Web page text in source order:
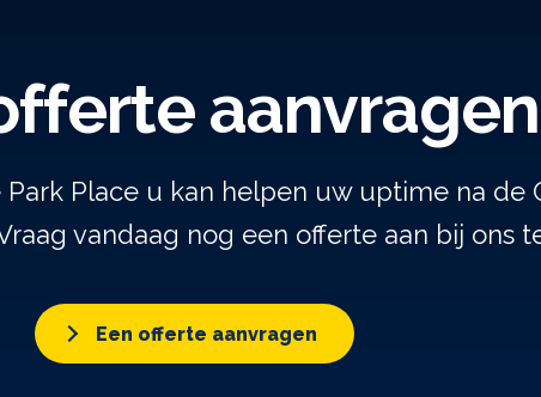
aanvragen
Place u kan helpen uw uptime na de
vandaag nog een offerte aan bij ons
Een offerte aanvragen